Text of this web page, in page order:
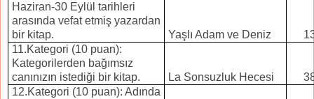
Haziran-30 Eylül tarihleri
arasında vefat etmiş yazardan
bir kitap.
Yaşlı Adam ve Deniz
11.Kategori (10 puan):
Kategorilerden bağımsız
canınızın istediği bir kitap.
La Sonsuzluk Hecesi
12.Kategori (10 puan): Adında